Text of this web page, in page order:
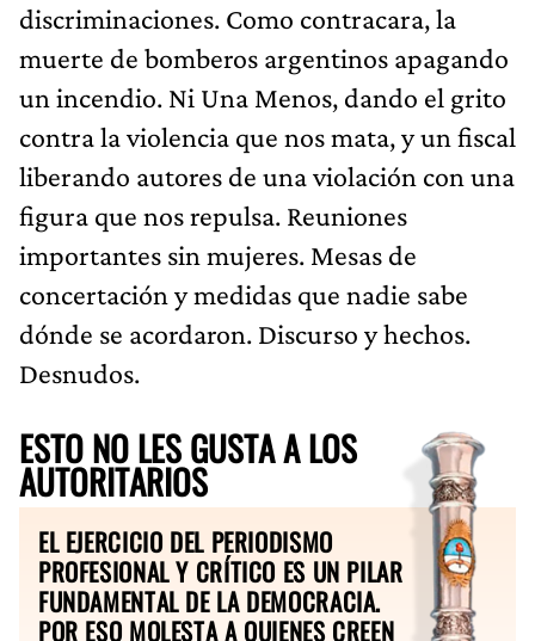
discriminaciones. Como contracara, la
muerte de bomberos argentinos apagando
un incendio. Ni Una Menos, dando el grito
contra la violencia que nos mata, y un fiscal
liberando autores de una violación con una
figura que nos repulsa. Reuniones
importantes sin mujeres. Mesas de
concertación y medidas que nadie sabe
dónde se acordaron. Discurso y hechos.
Desnudos.
ESTO NO LES GUSTA A LOS
AUTORITARIOS
EL EJERCICIO DEL PERIODISMO
PROFESIONAL Y CRÍTICO ES UN PILAR
FUNDAMENTAL DE LA DEMOCRACIA.
POR ESO MOLESTA A QUIENES CREEN